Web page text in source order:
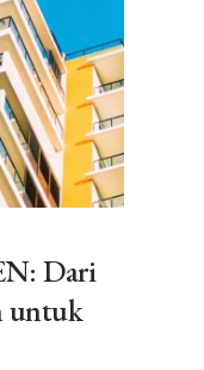
Dari
untuk